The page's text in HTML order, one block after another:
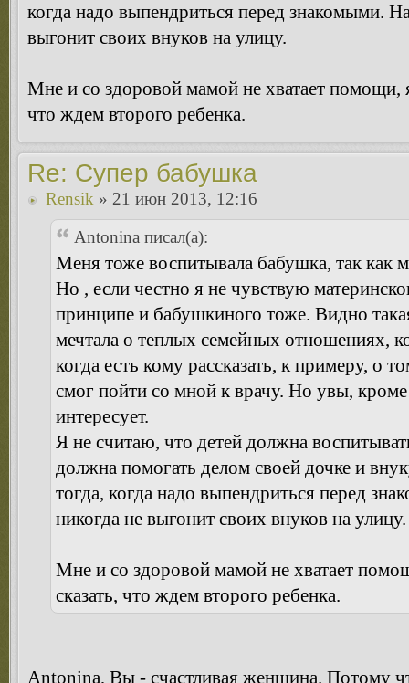
когда надо выпендриться перед знакомыми.
выгонит своих внуков на улицу.
Мне и со здоровой мамой не хватает помощи,
что ждем второго ребенка.
Re: Супер бабушка
Rensik » 21 июн 2013, 12:16
Antonina писал(а):
Меня тоже воспитывала бабушка, так как
Но , если честно я не чувствую
принципе и бабушкиного тоже. Видно
мечтала о теплых семейных отношениях,
когда есть кому рассказать, к примеру, о
смог пойти со мной к врачу. Но увы,
интересует.
Я не считаю, что детей должна
должна помогать делом своей дочке и
тогда, когда надо выпендриться перед
никогда не выгонит своих внуков на улицу.
Мне и со здоровой мамой не хватает
сказать, что ждем второго ребенка.
Antonina, Вы - счастливая женщина. Потому